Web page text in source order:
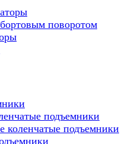
поворотом
подъемники
коленчатые подъемники